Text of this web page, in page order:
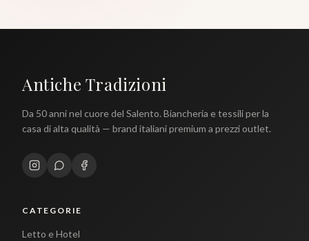
Antiche Tradizioni
Da 50 anni nel cuore del Salento. Biancheria e tessili per la
casa di alta qualità — brand italiani premium a prezzi outlet.
CATEGORIE
Letto e Hotel